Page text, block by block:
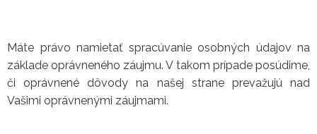
Máte právo namietať spracúvanie osobných údajov na
základe oprávneného záujmu. V takom prípade posúdime,
či oprávnené dôvody na našej strane prevažujú nad
Vašimi oprávnenými záujmami.